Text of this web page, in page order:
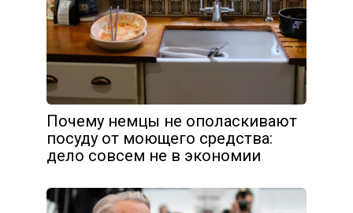
Почему немцы не ополаскивают
посуду от моющего средства:
дело совсем не в экономии